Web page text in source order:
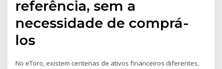
referência, sem a
necessidade de comprá-
los
No eToro, existem centenas de ativos financeiros diferentes,